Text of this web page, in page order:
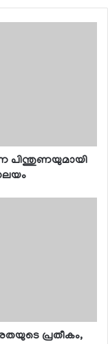
പിന്തുണയുമായി
പ്രതീകം,